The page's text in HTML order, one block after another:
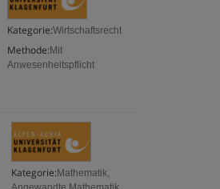
Kategorie:Wirtschaftsrecht
Methode: Mit
Anwesenheitspflicht
Kategorie: Mathematik,